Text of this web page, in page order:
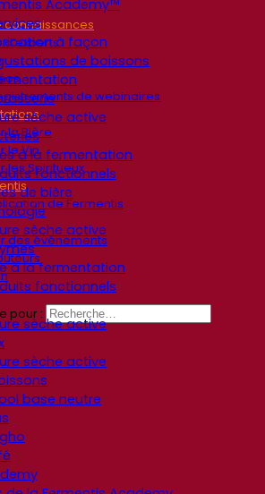
connaissances
d’experts
de webinaires
la Bière
le Vin
les Spiritueux
de Fermentis
des événements
pour :
Academy™
à façon
de boissons
sèche active
à la fermentation
fonctionnels
de bière
sèche active
à la fermentation
fonctionnels
sèche active
sèche active
base neutre